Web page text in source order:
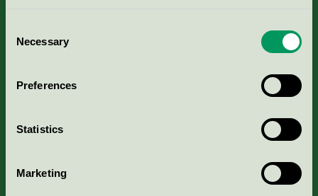
Selection
Necessary
Preferences
Statistics
Marketing
Nordic Ecolabelling Portal
Portal för massa, papper & tryckerier